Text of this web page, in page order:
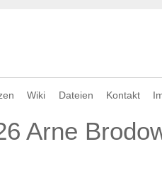
Wiki Dateien Kontakt
Arne